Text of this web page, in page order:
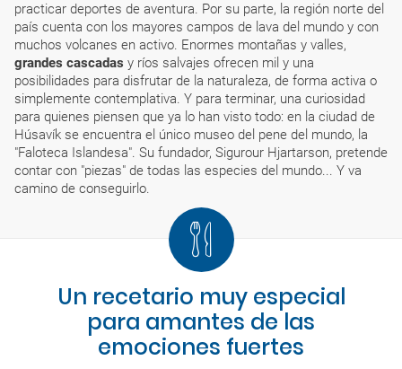
practicar deportes de aventura. Por su parte, la región norte del
país cuenta con los mayores campos de lava del mundo y con
muchos volcanes en activo. Enormes montañas y valles,
grandes cascadas y ríos salvajes ofrecen mil y una
posibilidades para disfrutar de la naturaleza, de forma activa o
simplemente contemplativa. Y para terminar, una curiosidad
para quienes piensen que ya lo han visto todo: en la ciudad de
Húsavík se encuentra el único museo del pene del mundo, la
"Faloteca Islandesa". Su fundador, Sigurour Hjartarson, pretende
contar con "piezas" de todas las especies del mundo... Y va
camino de conseguirlo.
Un recetario muy especial
para amantes de las
emociones fuertes